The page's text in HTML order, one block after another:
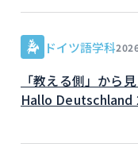
ドイツ語学科
「教える側」から
Hallo Deutschland